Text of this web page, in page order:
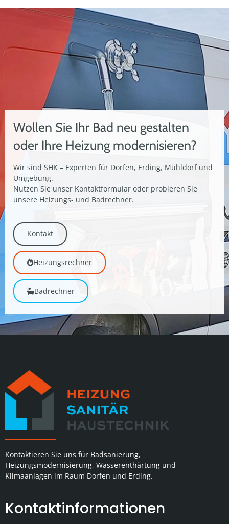
Wollen Sie Ihr Bad neu gestalten
oder Ihre Heizung modernisieren?
Wir sind SHK – Experten für Dorfen, Erding, Mühldorf und
Umgebung.
Nutzen Sie unser Kontaktformular oder probieren Sie
unsere Heizungs- und Badrechner.
Kontakt
Heizungsrechner
Badrechner
Kontaktieren Sie uns für Badsanierung,
Heizungsmodernisierung, Wasserenthärtung und
Klimaanlagen im Raum Dorfen und Erding.
Kontaktinformationen